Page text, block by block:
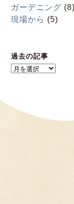
ガーデニング (8)
現場から (5)
過去の記事
過
記